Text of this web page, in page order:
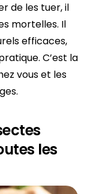
de les tuer, il
mortelles. Il
efficaces,
C’est la
vous et les
les